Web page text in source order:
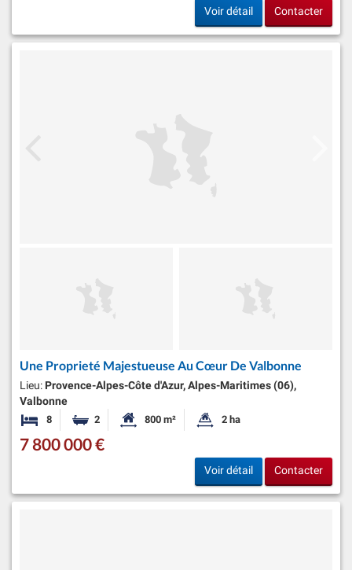
Voir détail Contacter
Une Proprieté Majestueuse Au Cœur De Valbonne
Lieu: Provence-Alpes-Côte d'Azur, Alpes-Maritimes (06),
Valbonne
8 Chambres
2 Salles de bainsSurface habitable:
800 m² Superficie du terrain:
2 ha
7 800 000 €
Voir détail Contacter